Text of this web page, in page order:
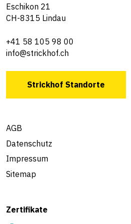
Eschikon 21
CH-8315 Lindau
+41 58 105 98 00
info@strickhof.ch
Strickhof Standorte
AGB
Datenschutz
Impressum
Sitemap
Zertifikate